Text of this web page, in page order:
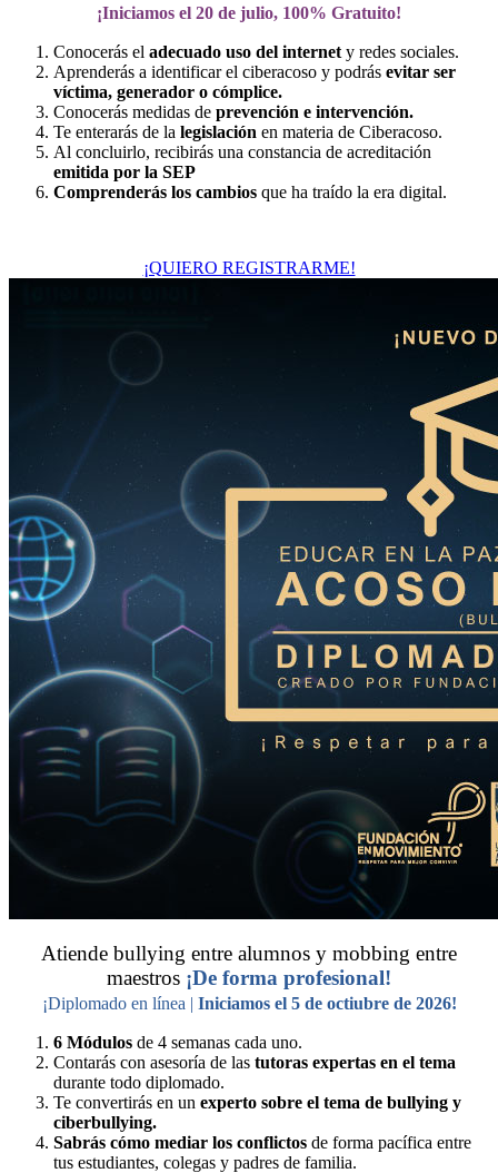
¡Iniciamos el 20 de julio, 100% Gratuito!
Conocerás el adecuado uso del internet y redes sociales.
Aprenderás a identificar el ciberacoso y podrás evitar ser
víctima, generador o cómplice.
Conocerás medidas de prevención e intervención.
Te enterarás de la legislación en materia de Ciberacoso.
Al concluirlo, recibirás una constancia de acreditación
emitida por la SEP
Comprenderás los cambios que ha traído la era digital.
¡QUIERO REGISTRARME!
Atiende bullying entre alumnos y mobbing entre
maestros ¡De forma profesional!
¡Diplomado en línea | Iniciamos el 5 de octiubre de 2026!
6 Módulos de 4 semanas cada uno.
Contarás con asesoría de las tutoras expertas en el tema
durante todo diplomado.
Te convertirás en un experto sobre el tema de bullying y
ciberbullying.
Sabrás cómo mediar los conflictos de forma pacífica entre
tus estudiantes, colegas y padres de familia.